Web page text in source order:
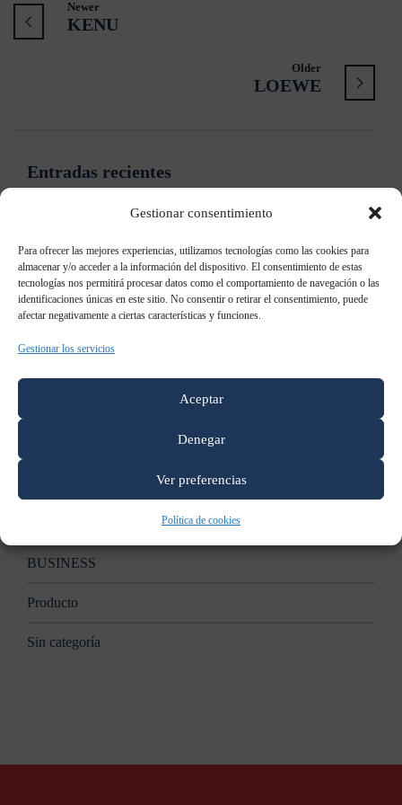
Gestionar consentimiento
Para ofrecer las mejores experiencias, utilizamos tecnologías como las cookies para
almacenar y/o acceder a la información del dispositivo. El consentimiento de estas
tecnologías nos permitirá procesar datos como el comportamiento de navegación o las
identificaciones únicas en este sitio. No consentir o retirar el consentimiento, puede
afectar negativamente a ciertas características y funciones.
Gestionar los servicios
Aceptar
Denegar
Ver preferencias
Política de cookies
Newer
KENU
Older
LOEWE
Entradas recientes
Signage”
Samsung patenta un televisor holográfico
BUSINESS
Producto
Sin categoría